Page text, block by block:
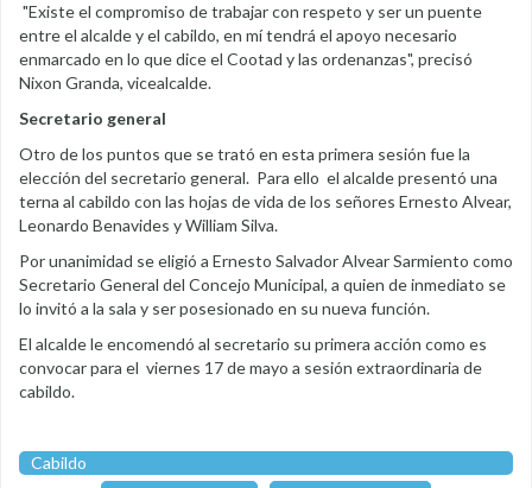
"Existe el compromiso de trabajar con respeto y ser un puente
entre el alcalde y el cabildo, en mí tendrá el apoyo necesario
enmarcado en lo que dice el Cootad y las ordenanzas", precisó
Nixon Granda, vicealcalde.
Secretario general
Otro de los puntos que se trató en esta primera sesión fue la
elección del secretario general. Para ello el alcalde presentó una
terna al cabildo con las hojas de vida de los señores Ernesto Alvear,
Leonardo Benavides y William Silva.
Por unanimidad se eligió a Ernesto Salvador Alvear Sarmiento como
Secretario General del Concejo Municipal, a quien de inmediato se
lo invitó a la sala y ser posesionado en su nueva función.
El alcalde le encomendó al secretario su primera acción como es
convocar para el viernes 17 de mayo a sesión extraordinaria de
cabildo.
Cabildo